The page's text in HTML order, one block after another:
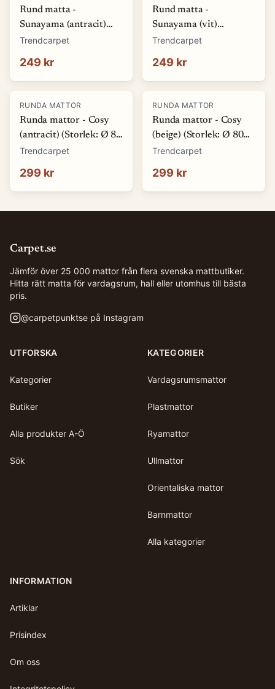
Rund matta -
Sunayama (antracit)
(Storlek: Ø 80 cm)
Trendcarpet
249 kr
Rund matta -
Sunayama (vit)
(Storlek: Ø 80 cm)
Trendcarpet
249 kr
RUNDA MATTOR
Runda mattor - Cosy
(antracit) (Storlek: Ø 80
cm)
Trendcarpet
299 kr
RUNDA MATTOR
Runda mattor - Cosy
(beige) (Storlek: Ø 80
cm)
Trendcarpet
299 kr
Carpet.se
Jämför över 25 000 mattor från flera svenska mattbutiker.
Hitta rätt matta för vardagsrum, hall eller utomhus till bästa
pris.
@carpetpunktse på Instagram
UTFORSKA
Kategorier
Butiker
Alla produkter A-Ö
Sök
KATEGORIER
Vardagsrumsmattor
Plastmattor
Ryamattor
Ullmattor
Orientaliska mattor
Barnmattor
Alla kategorier
INFORMATION
Artiklar
Prisindex
Om oss